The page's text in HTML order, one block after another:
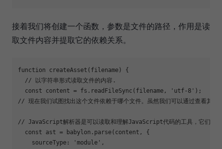
接着我们将创建一个函数，参数是文件的路径，作用是读
取文件内容并提取它的依赖关系。
function createAsset(filename) {
  // 以字符串形式读取文件的内容.
  const content = fs.readFileSync(filename,
'utf-8' );
// 现在我们试图找出这个文件依赖于哪个文件。虽然我们可以通过查看
// JavaScript解析器是可以读取和理解JavaScript代码的工具，它
  const ast = babylon.parse(content, {
sourceType: 'module' ,